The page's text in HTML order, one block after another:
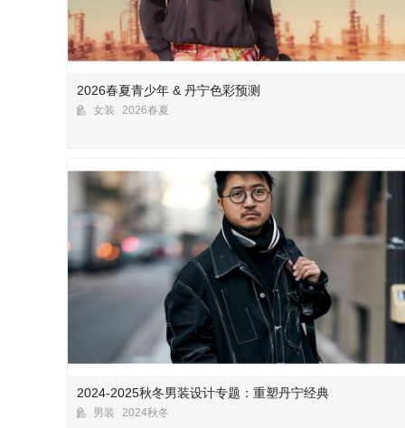
2026春夏青少年 & 丹宁色彩预测
女装 2026春夏
2024-2025秋冬男装设计专题：重塑丹宁经典
男装 2024秋冬